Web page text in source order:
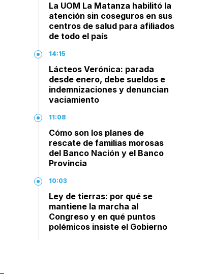
La UOM La Matanza habilitó la
atención sin coseguros en sus
centros de salud para afiliados
de todo el país
14:15
Lácteos Verónica: parada
desde enero, debe sueldos e
indemnizaciones y denuncian
vaciamiento
11:08
Cómo son los planes de
rescate de familias morosas
del Banco Nación y el Banco
Provincia
10:03
Ley de tierras: por qué se
mantiene la marcha al
Congreso y en qué puntos
polémicos insiste el Gobierno